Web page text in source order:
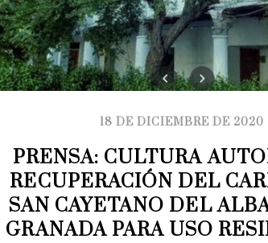
18 DE DICIEMBRE DE 2020
PRENSA: CULTURA
RECUPERACIÓN DEL
SAN CAYETANO DEL
GRANADA PARA USO